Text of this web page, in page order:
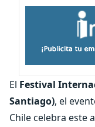
El Festival
Santiago), el
Chile celebra este